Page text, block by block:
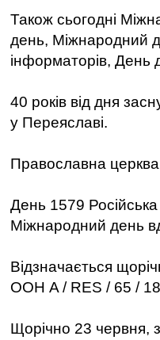
Також сьогодні
день, Міжнародний
інформаторів, День
40 років від дня
у Переяславі.
Православна
День 1579
Міжнародний день
Відзначається
ООН A / RES / 65 /
Щорічно 23 червня, з